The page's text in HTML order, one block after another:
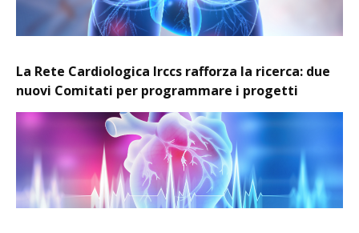
La Rete Cardiologica Irccs rafforza la ricerca: due
nuovi Comitati per programmare i progetti